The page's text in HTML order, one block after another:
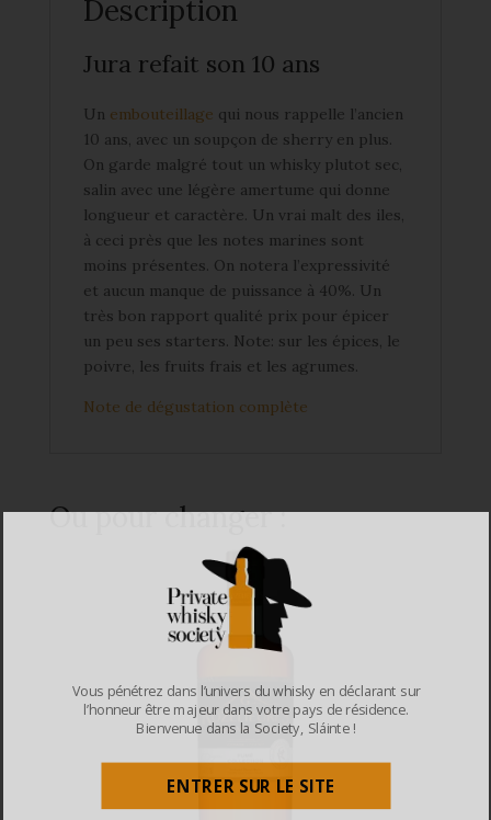
Description
Jura refait son 10 ans
Un embouteillage qui nous rappelle l’ancien
10 ans, avec un soupçon de sherry en plus.
On garde malgré tout un whisky plutot sec,
salin avec une légère amertume qui donne
longueur et caractère. Un vrai malt des iles,
à ceci près que les notes marines sont
moins présentes. On notera l’expressivité
et aucun manque de puissance à 40%. Un
très bon rapport qualité prix pour épicer
un peu ses starters. Note: sur les épices, le
poivre, les fruits frais et les agrumes.
Note de dégustation complète
Ou pour changer :
Vous pénétrez dans l’univers du whisky en déclarant sur
l’honneur être majeur dans votre pays de résidence.
Bienvenue dans la Society, Sláinte !
ENTRER SUR LE SITE